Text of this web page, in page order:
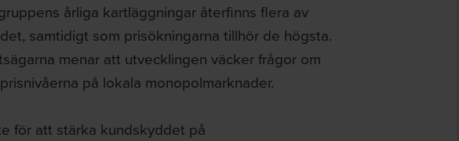
årliga kartläggningar återfinns flera av
samtidigt som prisökningarna tillhör de högsta.
menar att utvecklingen väcker frågor om
på lokala monopolmarknader.
för att stärka kundskyddet på